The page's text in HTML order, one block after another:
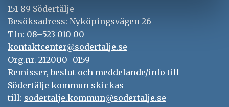
151 89 Södertälje
Besöksadress: Nyköpingsvägen 26
Tfn: 08–523 010 00
kontaktcenter@sodertalje.se
Org.nr. 212000–0159
Remisser, beslut och meddelande/info till
Södertälje kommun skickas
till: sodertalje.kommun@sodertalje.se